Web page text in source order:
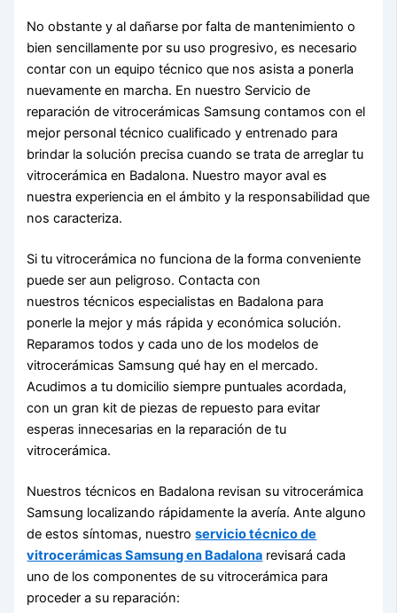
No obstante y al dañarse por falta de mantenimiento o
bien sencillamente por su uso progresivo, es necesario
contar con un equipo técnico que nos asista a ponerla
nuevamente en marcha. En nuestro Servicio de
reparación de vitrocerámicas Samsung contamos con el
mejor personal técnico cualificado y entrenado para
brindar la solución precisa cuando se trata de arreglar tu
vitrocerámica en Badalona. Nuestro mayor aval es
nuestra experiencia en el ámbito y la responsabilidad que
nos caracteriza.
Si tu vitrocerámica no funciona de la forma conveniente
puede ser aun peligroso. Contacta con
nuestros técnicos especialistas en Badalona para
ponerle la mejor y más rápida y económica solución.
Reparamos todos y cada uno de los modelos de
vitrocerámicas Samsung qué hay en el mercado.
Acudimos a tu domicilio siempre puntuales acordada,
con un gran kit de piezas de repuesto para evitar
esperas innecesarias en la reparación de tu
vitrocerámica.
Nuestros técnicos en Badalona revisan su vitrocerámica
Samsung localizando rápidamente la avería. Ante alguno
de estos síntomas, nuestroservicio técnico de
vitrocerámicas Samsung en Badalona revisará cada
uno de los componentes de su vitrocerámica para
proceder a su reparación: